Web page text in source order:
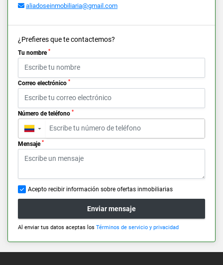
aliadoseinmobiliaria@gmail.com
¿Prefieres que te contactemos?
Tu nombre *
Correo electrónico *
Número de teléfono *
▼
Mensaje *
Acepto recibir información sobre ofertas inmobiliarias
Enviar mensaje
Al enviar tus datos aceptas los Términos de servicio y privacidad